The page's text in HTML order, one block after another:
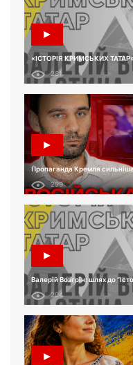
«ІСТОРІЯ КРИМСЬКИХ
281
Пропаганда Кремля
299
Валерій Возгрін: шлях до
294